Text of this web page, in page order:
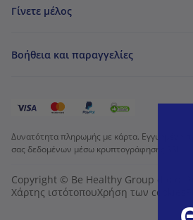
Γίνετε μέλος
Βοήθεια και παραγγελίες
Δυνατότητα πληρωμής με κάρτα. Εγγυημένη
σας δεδομένων μέσω κρυπτογράφησης SSL.
Copyright © Be Healthy Group d.o.o.
Χάρτης ιστότοπουΧρήση των cookies